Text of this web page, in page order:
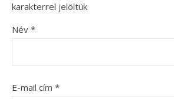
karakterrel jelöltük
Név *
E-mail cím *